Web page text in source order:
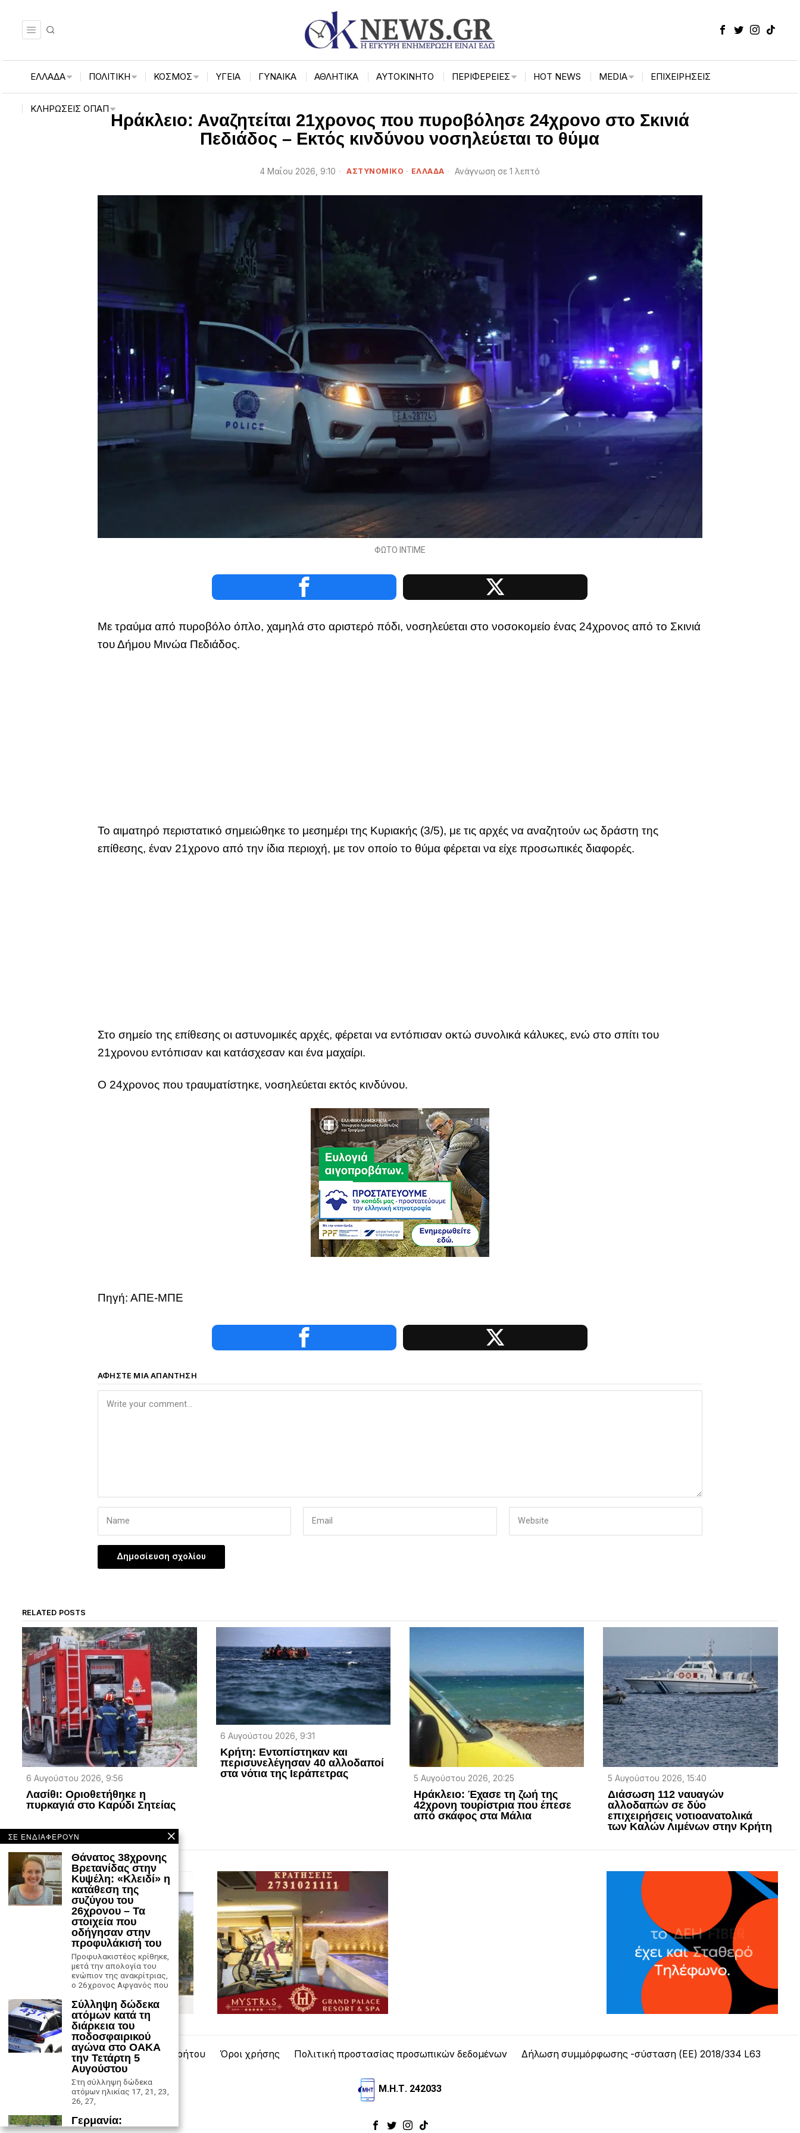
ΕΛΛΑΔΑ ΠΟΛΙΤΙΚΗ ΚΟΣΜΟΣ ΥΓΕΙΑ ΓΥΝΑΙΚΑ ΑΘΛΗΤΙΚΑ ΑΥΤΟΚΙΝΗΤΟ ΠΕΡΙΦΈΡΕΙΕΣ HOT NEWS MEDIA ΕΠΙΧΕΙΡΉΣΕΙΣ
ΚΛΗΡΏΣΕΙΣ ΟΠΑΠ
Ηράκλειο: Αναζητείται 21χρονος που πυροβόλησε 24χρονο στο Σκινιά
Πεδιάδος – Εκτός κινδύνου νοσηλεύεται το θύμα
4 Μαΐου 2026, 9:10 ΑΣΤΥΝΟΜΙΚΟ · ΕΛΛΑΔΑ Ανάγνωση σε 1 λεπτό
ΦΩΤΟ ΙΝΤΙΜΕ
Με τραύμα από πυροβόλο όπλο, χαμηλά στο αριστερό πόδι, νοσηλεύεται στο νοσοκομείο ένας 24χρονος από το Σκινιά
του Δήμου Μινώα Πεδιάδος.
Το αιματηρό περιστατικό σημειώθηκε το μεσημέρι της Κυριακής (3/5), με τις αρχές να αναζητούν ως δράστη της
επίθεσης, έναν 21χρονο από την ίδια περιοχή, με τον οποίο το θύμα φέρεται να είχε προσωπικές διαφορές.
Στο σημείο της επίθεσης οι αστυνομικές αρχές, φέρεται να εντόπισαν οκτώ συνολικά κάλυκες, ενώ στο σπίτι του
21χρονου εντόπισαν και κατάσχεσαν και ένα μαχαίρι.
Ο 24χρονος που τραυματίστηκε, νοσηλεύεται εκτός κινδύνου.
Πηγή: ΑΠΕ-ΜΠΕ
ΑΦΉΣΤΕ ΜΙΑ ΑΠΆΝΤΗΣΗ
RELATED POSTS
6 Αυγούστου 2026, 9:56
Λασίθι: Οριοθετήθηκε η
πυρκαγιά στο Καρύδι Σητείας
6 Αυγούστου 2026, 9:31
Κρήτη: Εντοπίστηκαν και
περισυνελέγησαν 40 αλλοδαποί
στα νότια της Ιεράπετρας
5 Αυγούστου 2026, 20:25
Ηράκλειο: Έχασε τη ζωή της
42χρονη τουρίστρια που έπεσε
από σκάφος στα Μάλια
5 Αυγούστου 2026, 15:40
Διάσωση 112 ναυαγών
αλλοδαπών σε δύο
επιχειρήσεις νοτιοανατολικά
των Καλών Λιμένων στην Κρήτη
Επικοινωνία Πολιτική Απορρήτου Όροι χρήσης Πολιτική προστασίας προσωπικών δεδομένων Δήλωση συμμόρφωσης -σύσταση (ΕΕ) 2018/334 L63
Μ.Η.Τ. 242033
ΣΕ ΕΝΔΙΑΦΕΡΟΥΝ
Θάνατος 38χρονης
Βρετανίδας στην
Κυψέλη: «Κλειδί» η
κατάθεση της
συζύγου του
26χρονου – Τα
στοιχεία που
οδήγησαν στην
προφυλάκισή του
Προφυλακιστέος κρίθηκε,
μετά την απολογία του
ενώπιον της ανακρίτριας,
ο 26χρονος Αφγανός που
Σύλληψη δώδεκα
ατόμων κατά τη
διάρκεια του
ποδοσφαιρικού
αγώνα στο ΟΑΚΑ
την Τετάρτη 5
Αυγούστου
Στη σύλληψη δώδεκα
ατόμων ηλικίας 17, 21, 23,
26, 27,
Γερμανία: